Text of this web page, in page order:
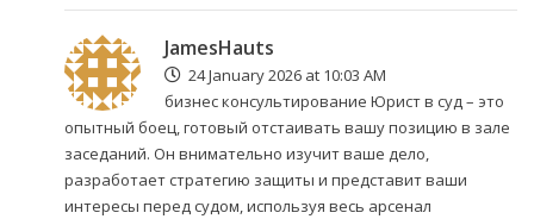
JamesHauts
24 January 2026 at 10:03 AM
бизнес консультирование Юрист в суд – это
опытный боец, готовый отстаивать вашу позицию в зале
заседаний. Он внимательно изучит ваше дело,
разработает стратегию защиты и представит ваши
интересы перед судом, используя весь арсенал